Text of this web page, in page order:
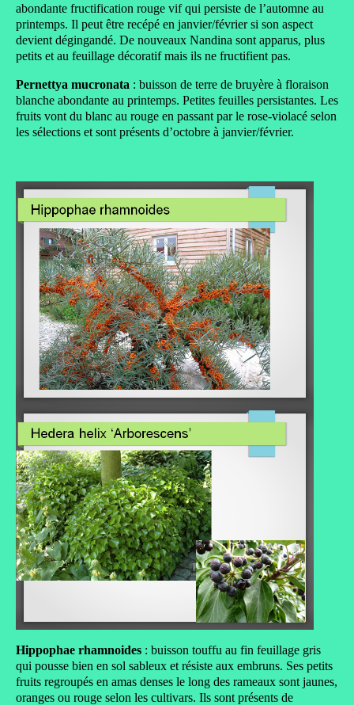
abondante fructification rouge vif qui persiste de l’automne au
printemps. Il peut être recépé en janvier/février si son aspect
devient dégingandé. De nouveaux Nandina sont apparus, plus
petits et au feuillage décoratif mais ils ne fructifient pas.
Pernettya mucronata : buisson de terre de bruyère à floraison
blanche abondante au printemps. Petites feuilles persistantes. Les
fruits vont du blanc au rouge en passant par le rose-violacé selon
les sélections et sont présents d’octobre à janvier/février.
Hippophae rhamnoides : buisson touffu au fin feuillage gris
qui pousse bien en sol sableux et résiste aux embruns. Ses petits
fruits regroupés en amas denses le long des rameaux sont jaunes,
oranges ou rouge selon les cultivars. Ils sont présents de